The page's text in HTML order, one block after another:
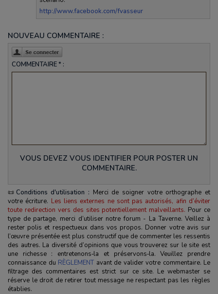
http://www.facebook.com/fvasseur
NOUVEAU COMMENTAIRE :
COMMENTAIRE * :
VOUS DEVEZ VOUS IDENTIFIER POUR POSTER UN
COMMENTAIRE.
📜 Conditions d'utilisation : Merci de soigner votre orthographe et
votre écriture. Les liens externes ne sont pas autorisés, afin d’éviter
toute redirection vers des sites potentiellement malveillants. Pour ce
type de partage, merci d’utiliser notre forum - La Taverne. Veillez à
rester polis et respectueux dans vos propos. Donner votre avis sur
l’œuvre présentée est plus constructif que de commenter les ressentis
des autres. La diversité d’opinions que vous trouverez sur le site est
une richesse : entretenons‑la et préservons‑la. Veuillez prendre
connaissance du RÈGLEMENT avant de valider votre commentaire. Le
filtrage des commentaires est strict sur ce site. Le webmaster se
réserve le droit de retirer tout message ne respectant pas les règles
établies.